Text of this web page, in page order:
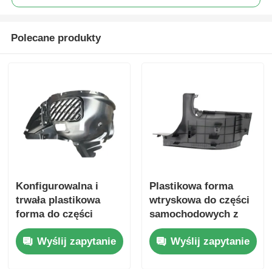
Plastikowa forma części samochodowych
Motorowa forma wtrysku
Wstrzykiwacze medyczne
Wstrzykiwacz wieloprzewodowy
Polecane produkty
Konfigurowalna i
trwała plastikowa
forma do części
samochodowych z
certyfikatem
IATF16949
Wyślij zapytanie
Plastikowa forma
wtryskowa do części
samochodowych z
możliwością
dostosowania,
konkurencyjną ceną,
Wyślij zapytanie